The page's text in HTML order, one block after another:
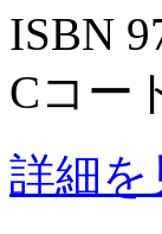
ISBN
Cコー
詳細を